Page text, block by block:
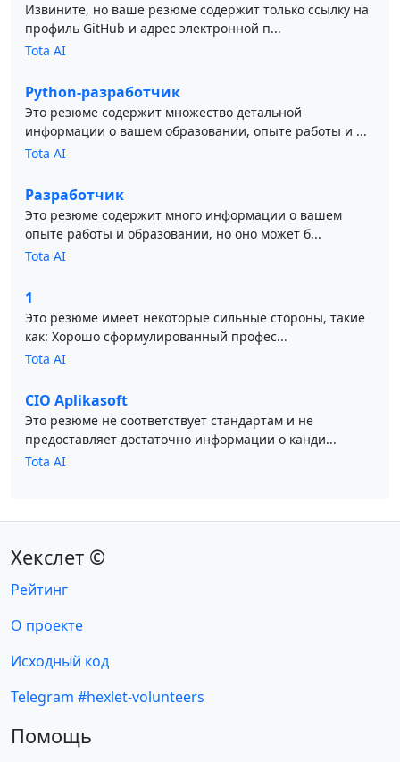
Извините, но ваше резюме содержит только ссылку на
профиль GitHub и адрес электронной п...
Tota AI
Python-разработчик
Это резюме содержит множество детальной
информации о вашем образовании, опыте работы и ...
Tota AI
Разработчик
Это резюме содержит много информации о вашем
опыте работы и образовании, но оно может б...
Tota AI
1
Это резюме имеет некоторые сильные стороны, такие
как: Хорошо сформулированный профес...
Tota AI
CIO Aplikasoft
Это резюме не соответствует стандартам и не
предоставляет достаточно информации о канди...
Tota AI
Хекслет ©
Рейтинг
О проекте
Исходный код
Telegram #hexlet-volunteers
Помощь